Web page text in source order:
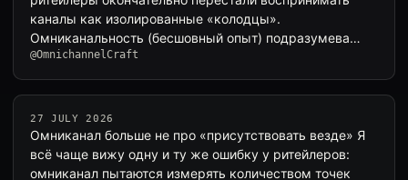
каналы как изолированные «колодцы».
Омниканальность (бесшовный опыт) подразумева…
@OmnichannelCraft
27 JULY 2026
Омниканал больше не про «присутствовать везде» Я
всё чаще вижу одну и ту же ошибку у ритейлеров:
омниканал пытаются измерять количеством точек